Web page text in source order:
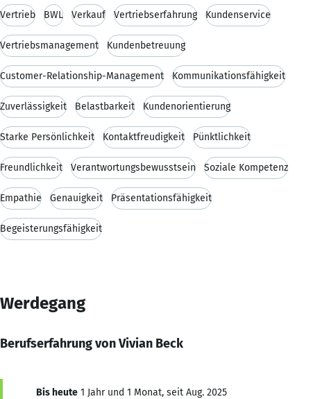
Vertrieb BWL Verkauf Vertriebserfahrung Kundenservice
Vertriebsmanagement Kundenbetreuung
Customer-Relationship-Management Kommunikationsfähigkeit
Zuverlässigkeit Belastbarkeit Kundenorientierung
Starke Persönlichkeit Kontaktfreudigkeit Pünktlichkeit
Freundlichkeit Verantwortungsbewusstsein Soziale Kompetenz
Empathie Genauigkeit Präsentationsfähigkeit
Begeisterungsfähigkeit
Werdegang
Berufserfahrung von Vivian Beck
Bis heute 1 Jahr und 1 Monat, seit Aug. 2025